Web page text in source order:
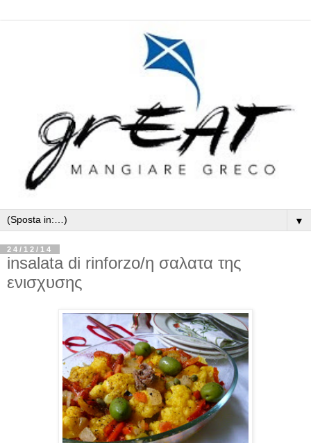
▼
24/12/14
insalata di rinforzo/η σαλατα της
ενισχυσης